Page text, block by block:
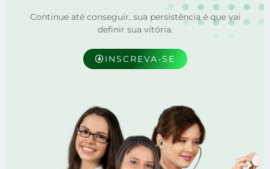
Continue até conseguir, sua persistência é que vai
definir sua vitória.
INSCREVA-SE